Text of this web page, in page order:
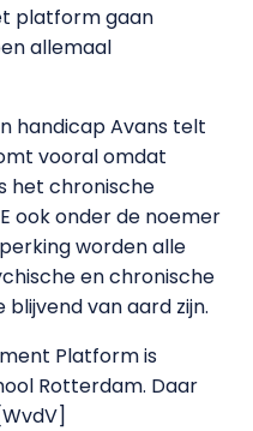
platform gaan
allemaal
handicap Avans telt
vooral omdat
het chronische
ook onder de noemer
worden alle
en chronische
van aard zijn.
Platform is
Rotterdam. Daar